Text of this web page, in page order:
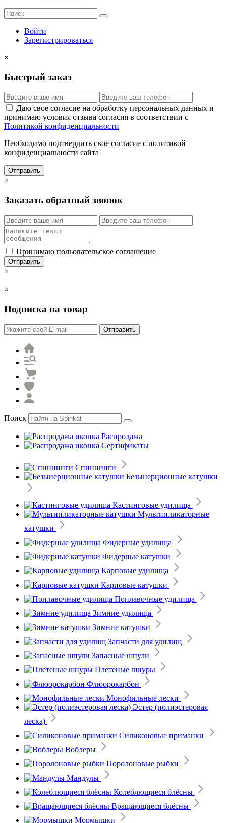
Войти
Зарегистрироваться
×
Быстрый заказ
Даю свое согласие на обработку персональных данных и
принимаю условия отзыва согласия в соответствии с
Политикой конфиденциальности
Необходимо подтвердить свое согласие с политикой
конфиденциальности сайта
Отправить
×
Заказать обратный звонок
Принимаю польовательское соглашение
Отправить
×
×
Подписка на товар
Отправить
Поиск
Распродажа
Сертификаты
Спиннинги
Безынерционные катушки
Кастинговые удилища
Мультипликаторные
катушки
Фидерные удилища
Фидерные катушки
Карповые удилища
Карповые катушки
Поплавочные удилища
Зимние удилища
Зимние катушки
Запчасти для удилищ
Запасные шпули
Плетеные шнуры
Флюорокарбон
Монофильные лески
Эстер (полиэстеровая
леска)
Силиконовые приманки
Воблеры
Поролоновые рыбки
Мандулы
Колеблющиеся блёсны
Вращающиеся блёсны
Мормышки